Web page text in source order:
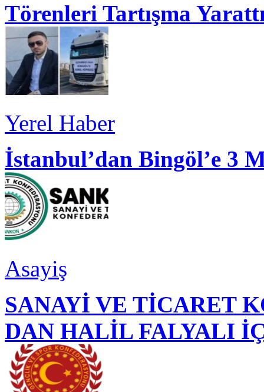
Törenleri Tartışma
Yerel Haber
İstanbul’dan Bingöl’e 3
Asayiş
SANAYİ VE TİCARET
DAN HALİL FALYALI